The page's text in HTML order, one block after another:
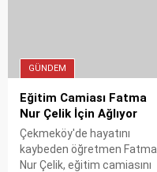
GÜNDEM
Eğitim Camiası Fatma
Nur Çelik İçin Ağlıyor
Çekmeköy'de hayatını
kaybeden öğretmen Fatma
Nur Çelik, eğitim camiasını